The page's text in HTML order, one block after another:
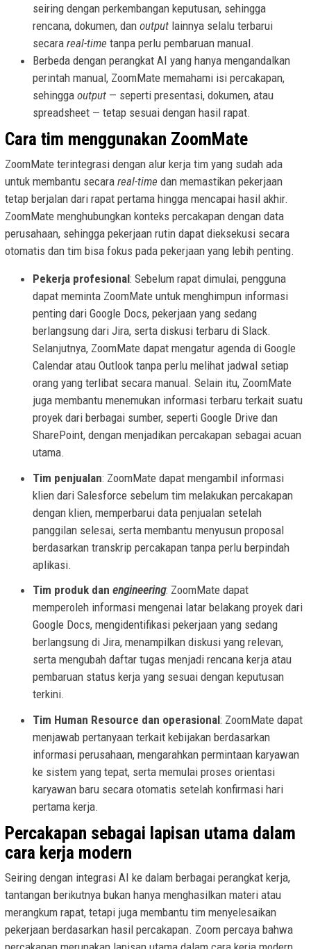
seiring dengan perkembangan keputusan, sehingga
rencana, dokumen, dan output lainnya selalu terbarui
secara real-time tanpa perlu pembaruan manual.
Berbeda dengan perangkat AI yang hanya mengandalkan
perintah manual, ZoomMate memahami isi percakapan,
sehingga output — seperti presentasi, dokumen, atau
spreadsheet — tetap sesuai dengan hasil rapat.
Cara tim menggunakan ZoomMate
ZoomMate terintegrasi dengan alur kerja tim yang sudah ada
untuk membantu secara real-time dan memastikan pekerjaan
tetap berjalan dari rapat pertama hingga mencapai hasil akhir.
ZoomMate menghubungkan konteks percakapan dengan data
perusahaan, sehingga pekerjaan rutin dapat dieksekusi secara
otomatis dan tim bisa fokus pada pekerjaan yang lebih penting.
Pekerja profesional: Sebelum rapat dimulai, pengguna
dapat meminta ZoomMate untuk menghimpun informasi
penting dari Google Docs, pekerjaan yang sedang
berlangsung dari Jira, serta diskusi terbaru di Slack.
Selanjutnya, ZoomMate dapat mengatur agenda di Google
Calendar atau Outlook tanpa perlu melihat jadwal setiap
orang yang terlibat secara manual. Selain itu, ZoomMate
juga membantu menemukan informasi terbaru terkait suatu
proyek dari berbagai sumber, seperti Google Drive dan
SharePoint, dengan menjadikan percakapan sebagai acuan
utama.
Tim penjualan: ZoomMate dapat mengambil informasi
klien dari Salesforce sebelum tim melakukan percakapan
dengan klien, memperbarui data penjualan setelah
panggilan selesai, serta membantu menyusun proposal
berdasarkan transkrip percakapan tanpa perlu berpindah
aplikasi.
Tim produk dan engineering: ZoomMate dapat
memperoleh informasi mengenai latar belakang proyek dari
Google Docs, mengidentifikasi pekerjaan yang sedang
berlangsung di Jira, menampilkan diskusi yang relevan,
serta mengubah daftar tugas menjadi rencana kerja atau
pembaruan status kerja yang sesuai dengan keputusan
terkini.
Tim Human Resource dan operasional: ZoomMate dapat
menjawab pertanyaan terkait kebijakan berdasarkan
informasi perusahaan, mengarahkan permintaan karyawan
ke sistem yang tepat, serta memulai proses orientasi
karyawan baru secara otomatis setelah konfirmasi hari
pertama kerja.
Percakapan sebagai lapisan utama dalam
cara kerja modern
Seiring dengan integrasi AI ke dalam berbagai perangkat kerja,
tantangan berikutnya bukan hanya menghasilkan materi atau
merangkum rapat, tetapi juga membantu tim menyelesaikan
pekerjaan berdasarkan hasil percakapan. Zoom percaya bahwa